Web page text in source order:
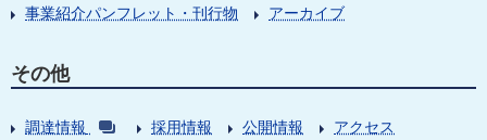
事業紹介パンフレット・刊行物
アーカイブ
その他
調達情報 採用情報 公開情報
アクセス